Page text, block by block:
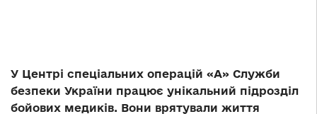
У Центрі спеціальних операцій «А» Служби
безпеки України працює унікальний підрозділ
бойових медиків. Вони врятували життя